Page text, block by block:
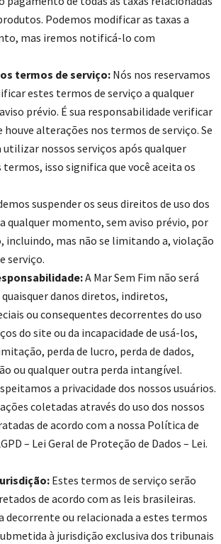
Podemos modificar as taxas a
mas iremos notificá-lo com
termos de serviço: Nós nos reservamos
estes termos de serviço a qualquer
prévio. É sua responsabilidade verificar
alterações nos termos de serviço. Se
nossos serviços após qualquer
isso significa que você aceita os
suspender os seus direitos de uso dos
qualquer momento, sem aviso prévio, por
incluindo, mas não se limitando a, violação
serviço.
A Mar Sem Fim não será
danos diretos, indiretos,
ou consequentes decorrentes do uso
do site ou da incapacidade de usá-los,
perda de lucro, perda de dados,
ou qualquer outra perda intangível.
a privacidade dos nossos usuários.
coletadas através do uso dos nossos
de acordo com a nossa Política de
– Lei Geral de Proteção de Dados – Lei.
Estes termos de serviço serão
de acordo com as leis brasileiras.
decorrente ou relacionada a estes termos
à jurisdição exclusiva dos tribunais